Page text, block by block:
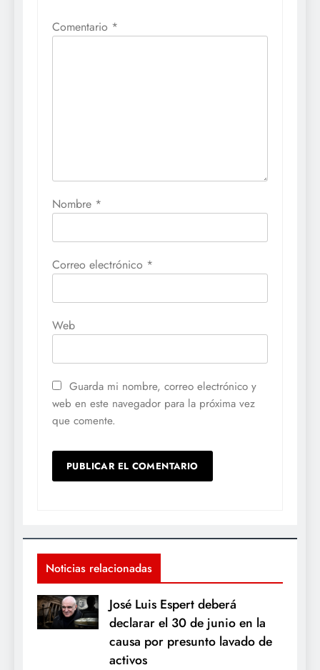
Comentario *
Nombre *
Correo electrónico *
Web
Guarda mi nombre, correo electrónico y
web en este navegador para la próxima vez
que comente.
Noticias relacionadas
José Luis Espert deberá
declarar el 30 de junio en la
causa por presunto lavado de
activos